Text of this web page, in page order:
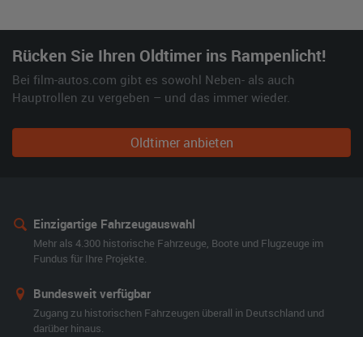
Rücken Sie Ihren Oldtimer ins Rampenlicht!
Bei film-autos.com gibt es sowohl Neben- als auch
Hauptrollen zu vergeben – und das immer wieder.
Oldtimer anbieten
Einzigartige Fahrzeugauswahl
Mehr als 4.300 historische Fahrzeuge, Boote und Flugzeuge im
Fundus für Ihre Projekte.
Bundesweit verfügbar
Zugang zu historischen Fahrzeugen überall in Deutschland und
darüber hinaus.